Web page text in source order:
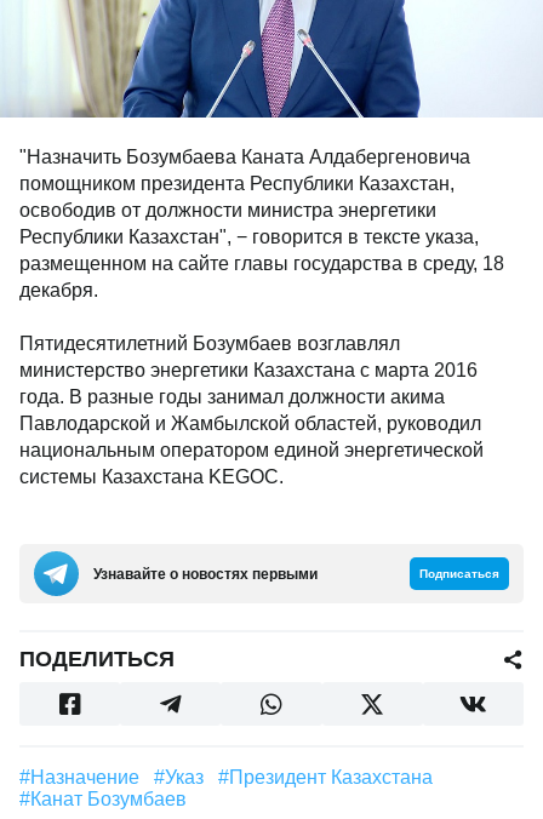
"Назначить Бозумбаева Каната Алдабергеновича
помощником президента Республики Казахстан,
освободив от должности министра энергетики
Республики Казахстан", − говорится в тексте указа,
размещенном на сайте главы государства в среду, 18
декабря.
Пятидесятилетний Бозумбаев возглавлял
министерство энергетики Казахстана с марта 2016
года. В разные годы занимал должности акима
Павлодарской и Жамбылской областей, руководил
национальным оператором единой энергетической
системы Казахстана KEGOC.
Узнавайте о новостях первыми Подписаться
ПОДЕЛИТЬСЯ
#назначение #указ
#Президент Казахстана
#Канат Бозумбаев